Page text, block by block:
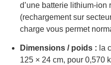
d’une batterie lithium-
(rechargement sur
charge vous permet
Dimensions / poids : la
125 × 24 cm, pour 0,570